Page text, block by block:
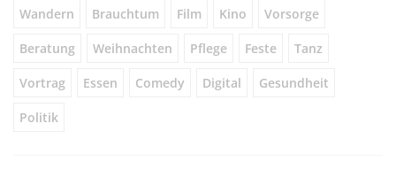
Wandern Brauchtum Film Kino Vorsorge
Beratung Weihnachten Pflege Feste Tanz
Vortrag Essen Comedy Digital Gesundheit
Politik